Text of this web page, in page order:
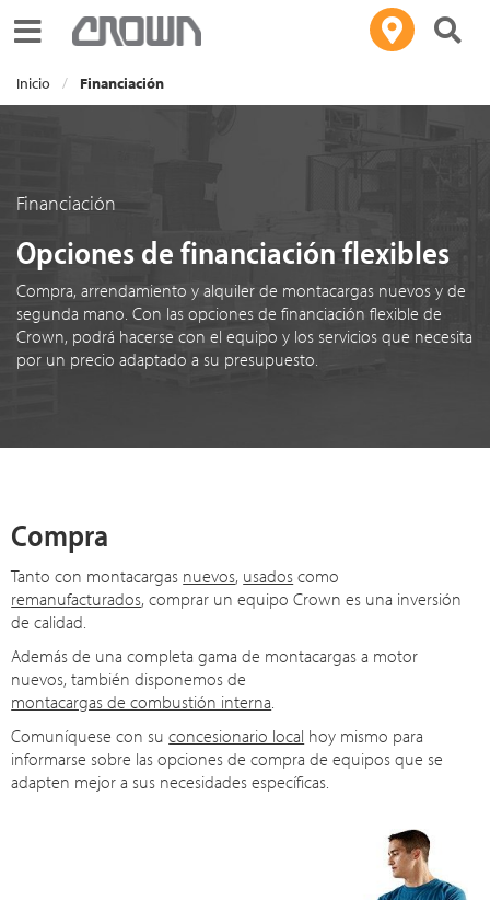
Toggle navigation
Inicio Financiación
Financiación
Opciones de financiación flexibles
Compra, arrendamiento y alquiler de montacargas nuevos y de
segunda mano. Con las opciones de financiación flexible de
Crown, podrá hacerse con el equipo y los servicios que necesita
por un precio adaptado a su presupuesto.
Compra
Tanto con montacargas nuevos, usados como
remanufacturados, comprar un equipo Crown es una inversión
de calidad.
Además de una completa gama de montacargas a motor
nuevos, también disponemos de
montacargas de combustión interna.
Comuníquese con suconcesionario local hoy mismo para
informarse sobre las opciones de compra de equipos que se
adapten mejor a sus necesidades específicas.